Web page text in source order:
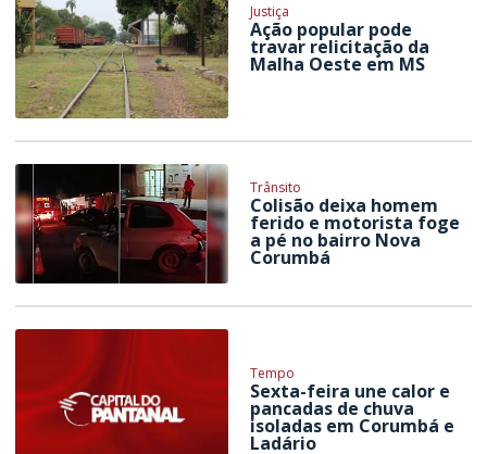
Justiça
Ação popular pode
travar relicitação da
Malha Oeste em MS
Trânsito
Colisão deixa homem
ferido e motorista foge
a pé no bairro Nova
Corumbá
Tempo
Sexta-feira une calor e
pancadas de chuva
isoladas em Corumbá e
Ladário